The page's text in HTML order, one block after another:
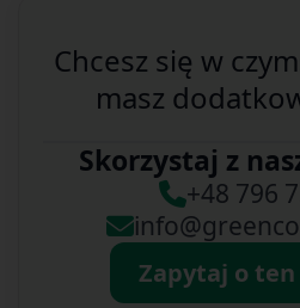
Chcesz się w
masz
Skorzystaj z
+48 796
Zapytaj o